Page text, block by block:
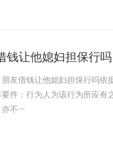
钱让他媳妇担保行吗
友借钱让他媳妇担保行吗
件：行为人为该行为所应
不···